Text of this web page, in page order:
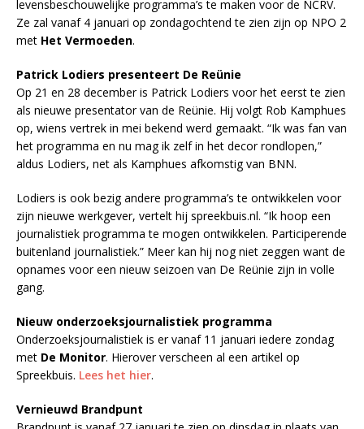
levensbeschouwelijke programma’s te maken voor de NCRV.
Ze zal vanaf 4 januari op zondagochtend te zien zijn op NPO 2
met Het Vermoeden.
Patrick Lodiers presenteert De Reünie
Op 21 en 28 december is Patrick Lodiers voor het eerst te zien
als nieuwe presentator van de Reünie. Hij volgt Rob Kamphues
op, wiens vertrek in mei bekend werd gemaakt. “Ik was fan van
het programma en nu mag ik zelf in het decor rondlopen,”
aldus Lodiers, net als Kamphues afkomstig van BNN.
Lodiers is ook bezig andere programma’s te ontwikkelen voor
zijn nieuwe werkgever, vertelt hij spreekbuis.nl. “Ik hoop een
journalistiek programma te mogen ontwikkelen. Participerende
buitenland journalistiek.” Meer kan hij nog niet zeggen want de
opnames voor een nieuw seizoen van De Reünie zijn in volle
gang.
Nieuw onderzoeksjournalistiek programma
Onderzoeksjournalistiek is er vanaf 11 januari iedere zondag
met De Monitor. Hierover verscheen al een artikel op
Spreekbuis. Lees het hier.
Vernieuwd Brandpunt